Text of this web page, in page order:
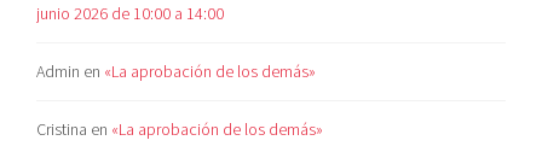
junio 2026 de 10:00 a 14:00
Admin en «La aprobación de los demás»
Cristina en «La aprobación de los demás»